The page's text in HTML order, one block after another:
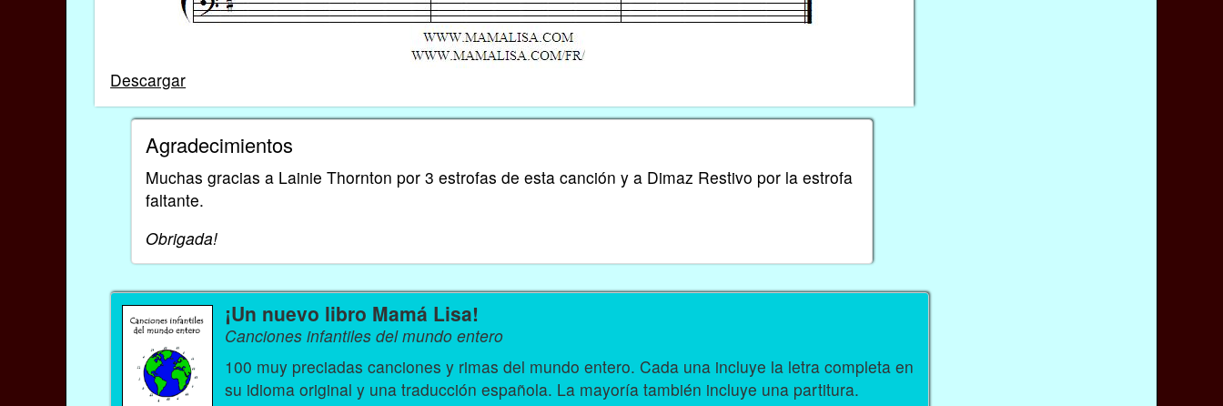
Descargar
Agradecimientos
Muchas gracias a Lainie Thornton por 3 estrofas de esta canción y a Dimaz Restivo por la estrofa
faltante.
Obrigada!
¡Un nuevo libro Mamá Lisa!
Canciones infantiles del mundo entero
100 muy preciadas canciones y rimas del mundo entero. Cada una incluye la letra completa en
su idioma original y una traducción española. La mayoría también incluye una partitura.